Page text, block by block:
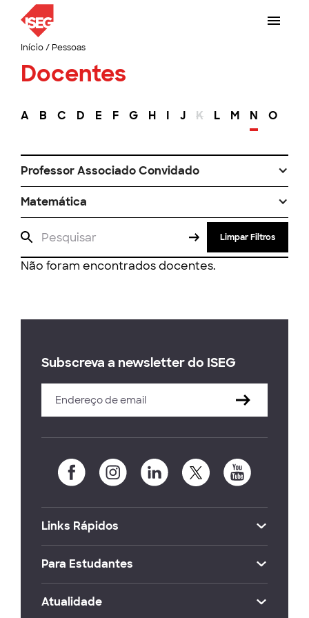
Início/ Pessoas
Docentes
A B C D E F G H I J K L M N O
Professor Associado Convidado
Matemática
Limpar Filtros
Não foram encontrados docentes.
Subscreva a newsletter do ISEG
Links Rápidos
Para Estudantes
Atualidade